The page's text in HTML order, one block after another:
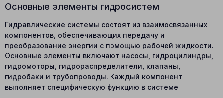
Основные элементы гидросистем
Гидравлические системы состоят из взаимосвязанных
компонентов, обеспечивающих передачу и
преобразование энергии с помощью рабочей жидкости.
Основные элементы включают насосы, гидроцилиндры,
гидромоторы, гидрораспределители, клапаны,
гидробаки и трубопроводы. Каждый компонент
выполняет специфическую функцию в системе